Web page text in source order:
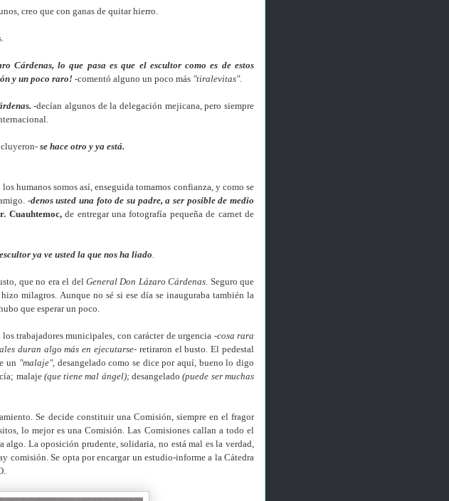
creo que con ganas de quitar hierro.
Cárdenas, lo que pasa es que el escultor como es de estos
y un poco raro! -comentó alguno un poco más "tiralevitas".
-decían algunos de la delegación mejicana, pero siempre
se hace otro y ya está.
humanos somos así, enseguida tomamos confianza, y como se
-denos usted una foto de su padre, a ser posible de medio
Cuauhtemoc,de entregar una fotografía pequeña de carnet de
ya ve usted la que nos ha liado.
que no era el del General Don Lázaro Cárdenas. Seguro que
milagros. Aunque no sé si ese día se inauguraba también la
que esperar un poco.
trabajadores municipales, con carácter de urgencia -cosa rara
duran algo más en ejecutarse- retiraron el busto. El pedestal
un "malaje", desangelado como se dice por aquí, bueno lo digo
malaje (que tiene mal ángel);desangelado (puede ser muchas
Se decide constituir una Comisión, siempre en el fragor
lo mejor es una Comisión. Las Comisiones callan a todo el
algo. La oposición prudente, solidaria, no está mal es la verdad,
comisión. Se opta por encargar un estudio-informe a la Cátedra